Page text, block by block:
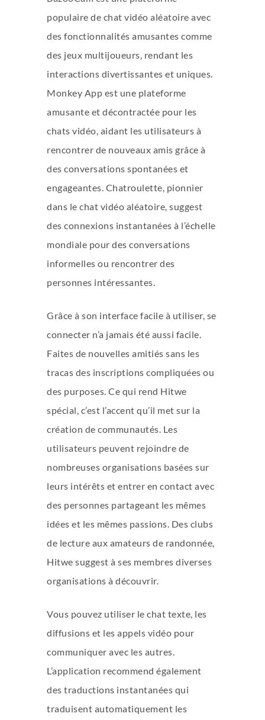
populaire de chat vidéo aléatoire avec
des fonctionnalités amusantes comme
des jeux multijoueurs, rendant les
interactions divertissantes et uniques.
Monkey App est une plateforme
amusante et décontractée pour les
chats vidéo, aidant les utilisateurs à
rencontrer de nouveaux amis grâce à
des conversations spontanées et
engageantes. Chatroulette, pionnier
dans le chat vidéo aléatoire, suggest
des connexions instantanées à l’échelle
mondiale pour des conversations
informelles ou rencontrer des
personnes intéressantes.
Grâce à son interface facile à utiliser, se
connecter n’a jamais été aussi facile.
Faites de nouvelles amitiés sans les
tracas des inscriptions compliquées ou
des purposes. Ce qui rend Hitwe
spécial, c’est l’accent qu’il met sur la
création de communautés. Les
utilisateurs peuvent rejoindre de
nombreuses organisations basées sur
leurs intérêts et entrer en contact avec
des personnes partageant les mêmes
idées et les mêmes passions. Des clubs
de lecture aux amateurs de randonnée,
Hitwe suggest à ses membres diverses
organisations à découvrir.
Vous pouvez utiliser le chat texte, les
diffusions et les appels vidéo pour
communiquer avec les autres.
L’application recommend également
des traductions instantanées qui
traduisent automatiquement les